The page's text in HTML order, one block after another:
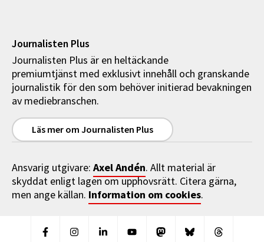
Journalisten Plus
Journalisten Plus är en heltäckande
premiumtjänst med exklusivt innehåll och granskande
journalistik för den som behöver initierad bevakningen
av mediebranschen.
Läs mer om Journalisten Plus
Ansvarig utgivare: Axel Andén. Allt material är
skyddat enligt lagen om upphovsrätt. Citera gärna,
men ange källan. Information om cookies.
Facebook InstagramLinkedinYoutubeMastodonBluesky